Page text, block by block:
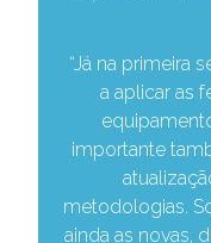
“Já na primeira
a aplicar as
importante
metodologias.
ainda as novas,